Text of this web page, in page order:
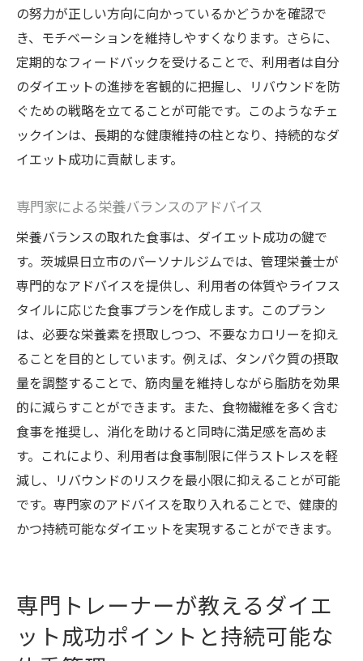
の努力が正しい方向に向かっているかどうかを確認で
き、モチベーションを維持しやすくなります。さらに、
定期的なフィードバックを受けることで、利用者は自分
のダイエットの進捗を客観的に把握し、リバウンドを防
ぐための戦略を立てることが可能です。このようなチェ
ックインは、長期的な健康維持の柱となり、持続的なダ
イエット成功に貢献します。
専門家による栄養バランスのアドバイス
栄養バランスの取れた食事は、ダイエット成功の鍵で
す。茨城県日立市のパーソナルジムでは、管理栄養士が
専門的なアドバイスを提供し、利用者の体質やライフス
タイルに応じた食事プランを作成します。このプラン
は、必要な栄養素を摂取しつつ、不要なカロリーを抑え
ることを目的としています。例えば、タンパク質の摂取
量を調整することで、筋肉量を維持しながら脂肪を効果
的に減らすことができます。また、食物繊維を多く含む
食事を推奨し、消化を助けると同時に満足感を高めま
す。これにより、利用者は食事制限に伴うストレスを軽
減し、リバウンドのリスクを最小限に抑えることが可能
です。専門家のアドバイスを取り入れることで、健康的
かつ持続可能なダイエットを実現することができます。
専門トレーナーが教えるダイエ
ット成功ポイントと持続可能な